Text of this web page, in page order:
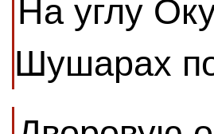
На углу
Шушарах